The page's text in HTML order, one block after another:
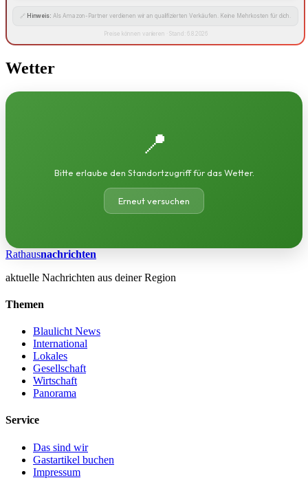
🔗 Hinweis: Als Amazon-Partner verdienen wir an qualifizierten Verkäufen. Keine Mehrkosten für dich.
Preise können variieren · Stand: 6.8.2026
Wetter
📍
Bitte erlaube den Standortzugriff für das Wetter.
Erneut versuchen
Rathausnachrichten
aktuelle Nachrichten aus deiner Region
Themen
Blaulicht News
International
Lokales
Gesellschaft
Wirtschaft
Panorama
Service
Das sind wir
Gastartikel buchen
Impressum